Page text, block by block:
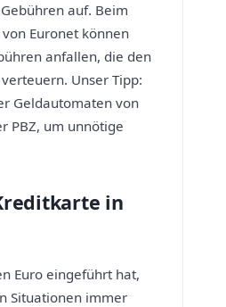
auf. Beim
von Euronet können
anfallen, die den
Unser Tipp:
Geldautomaten von
PBZ, um unnötige
in
Euro eingeführt hat,
Situationen immer